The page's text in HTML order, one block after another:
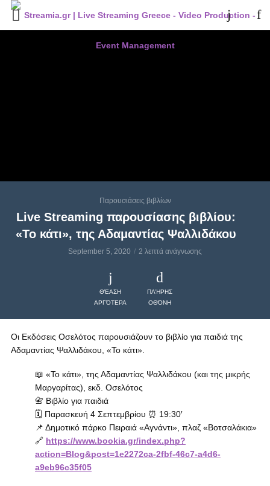
Παρουσιάσεις βιβλίων
Live Streaming παρουσίασης βιβλίου:
«Το κάτι», της Αδαμαντίας Ψαλλιδάκου
September 5, 2020 2 λεπτά ανάγνωσης
ΘΈΑΣΗ
ΑΡΓΌΤΕΡΑ
ΠΛΉΡΗΣ
ΟΘΌΝΗ
Οι Εκδόσεις Οσελότος παρουσιάζουν το βιβλίο για παιδιά της
Αδαμαντίας Ψαλλιδάκου, «Το κάτι».
📖 «Το κάτι», της Αδαμαντίας Ψαλλιδάκου (και της μικρής
Μαργαρίτας), εκδ. Οσελότος
📇 Βιβλίο για παιδιά
🗓 Παρασκευή 4 Σεπτεμβρίου ⏰ 19:30′
📌 Δημοτικό πάρκο Πειραιά «Αγνάντι», πλαζ «Βοτσαλάκια»
🔗 https://www.bookia.gr/index.php?
action=Blog&post=1e2272ca-2fbf-46c7-a4d6-
a9eb96c35f05